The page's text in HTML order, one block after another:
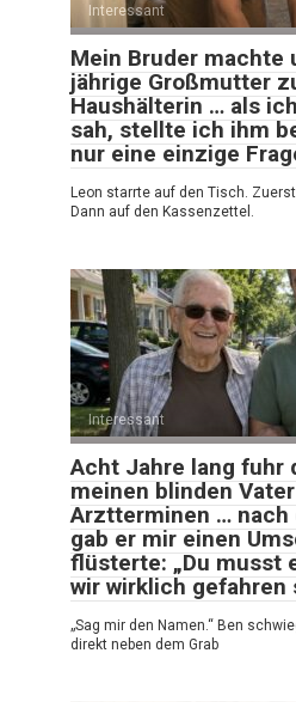
Interessant
Mein Bruder machte
jährige Großmutter
Haushälterin … als
sah, stellte ich ihm
nur eine einzige
Leon starrte auf den Tisch.
Dann auf den Kassenzettel.
Interessant
Acht Jahre lang fuhr
meinen blinden
Arztterminen … nach
gab er mir einen
flüsterte: „Du musst
wir wirklich gefahren
„Sag mir den Namen.“ Ben
direkt neben dem Grab